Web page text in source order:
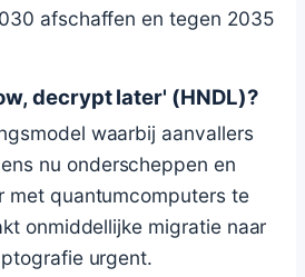
afschaffen en tegen 2035
decrypt later' (HNDL)?
waarbij aanvallers
nu onderscheppen en
met quantumcomputers te
onmiddellijke migratie naar
urgent.